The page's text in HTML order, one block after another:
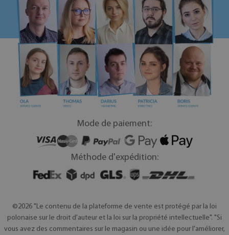
Mode de paiement:
Méthode d'expédition:
©2026 "Le contenu de la plateforme de vente est protégé par la loi
polonaise sur le droit d'auteur et la loi sur la propriété intellectuelle". "Si
vous avez des commentaires sur le magasin ou une idée pour l'améliorer,